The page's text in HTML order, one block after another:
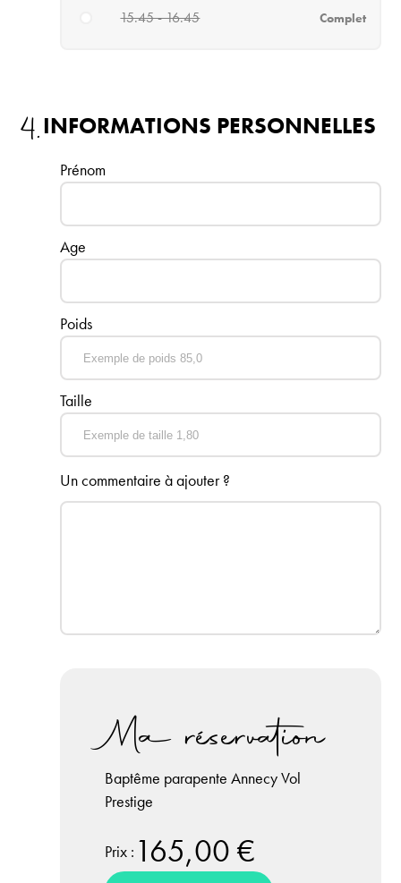
15.45 - 16.45 Complet
4.INFORMATIONS PERSONNELLES
Prénom
Age
Poids
Taille
Un commentaire à ajouter ?
Ma réservation
Baptême parapente AnnecyVol
Prestige
Prix : 165,00 €